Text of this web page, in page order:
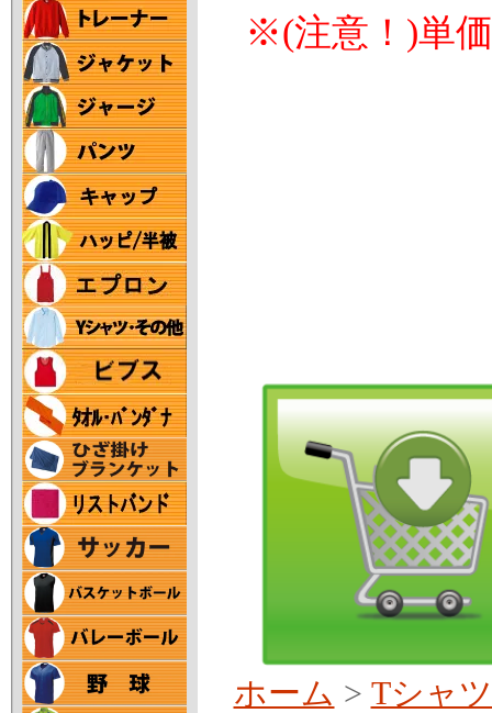
※(注意！)単
ホーム > Tシャ